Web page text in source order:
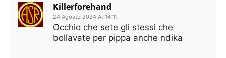
Killerforehand
24 Agosto 2024 At 14:11
Occhio che sete gli stessi che
bollavate per pippa anche ndika